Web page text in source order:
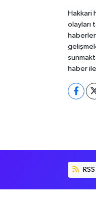
Hakkari
olayları
haber
RSS